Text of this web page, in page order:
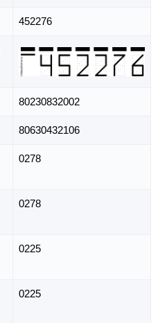
452276
80230832002
80630432106
0278
0278
0225
0225